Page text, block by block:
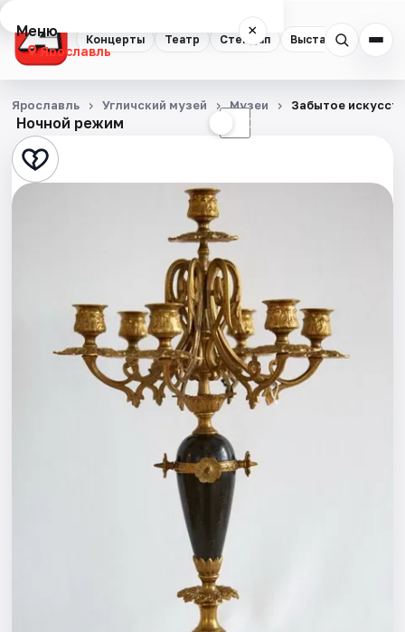
Концерты Театр Стендап Выставки
Меню ×
Ярославль
Концерты
Театр
Стендап
Экскурсии
События
Ночной режим ☾
Ярославль Угличский музей Музеи Забытое